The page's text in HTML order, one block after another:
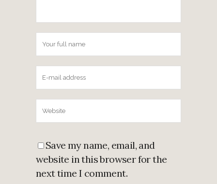
Save my name, email, and
website in this browser for the
next time I comment.